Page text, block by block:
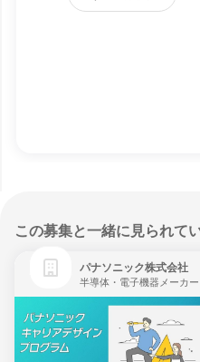
この募集と一緒に見られて
パナソニック株式会社
半導体・電子機器メーカー